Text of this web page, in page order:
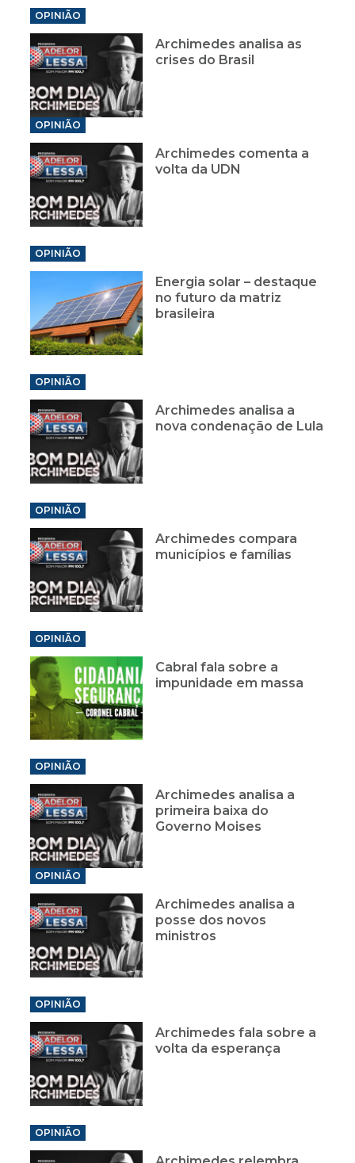
OPINIÃO
Archimedes analisa as
crises do Brasil
OPINIÃO
Archimedes comenta a
volta da UDN
OPINIÃO
Energia solar – destaque
no futuro da matriz
brasileira
OPINIÃO
Archimedes analisa a
nova condenação de Lula
OPINIÃO
Archimedes compara
municípios e famílias
OPINIÃO
Cabral fala sobre a
impunidade em massa
OPINIÃO
Archimedes analisa a
primeira baixa do
Governo Moises
OPINIÃO
Archimedes analisa a
posse dos novos
ministros
OPINIÃO
Archimedes fala sobre a
volta da esperança
OPINIÃO